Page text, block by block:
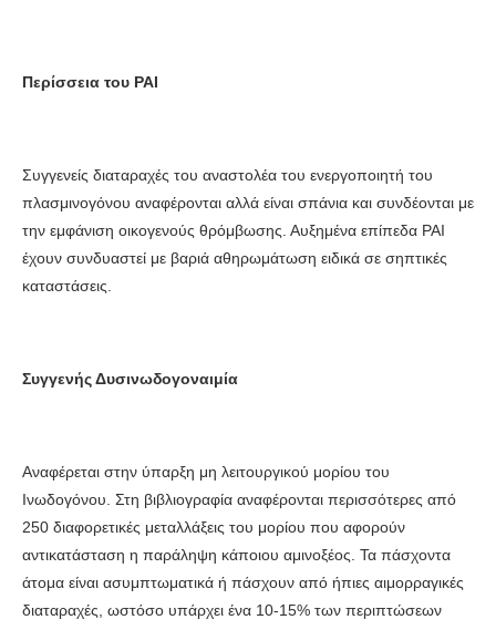
Περίσσεια του PAI
Συγγενείς διαταραχές του αναστολέα του ενεργοποιητή του
πλασμινογόνου αναφέρονται αλλά είναι σπάνια και συνδέονται με
την εμφάνιση οικογενούς θρόμβωσης. Αυξημένα επίπεδα PAI
έχουν συνδυαστεί με βαριά αθηρωμάτωση ειδικά σε σηπτικές
καταστάσεις.
Συγγενής Δυσινωδογοναιμία
Αναφέρεται στην ύπαρξη μη λειτουργικού μορίου του
Ινωδογόνου. Στη βιβλιογραφία αναφέρονται περισσότερες από
250 διαφορετικές μεταλλάξεις του μορίου που αφορούν
αντικατάσταση η παράληψη κάποιου αμινοξέος. Τα πάσχοντα
άτομα είναι ασυμπτωματικά ή πάσχουν από ήπιες αιμορραγικές
διαταραχές, ωστόσο υπάρχει ένα 10-15% των περιπτώσεων